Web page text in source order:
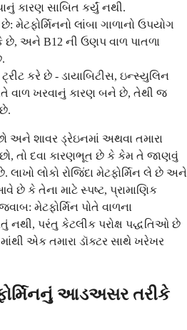
કારણ સાબિત કર્યું નથી.
મેટફોર્મિનનો લાંબા ગાળાનો ઉપયોગ
છે, અને B12 ની ઉણપ વાળ પાતળા
કરે છે - ડાયાબિટીસ, ઇન્સ્યુલિન
વાળ ખરવાનું કારણ બને છે, તેથી જ
અને શાવર ડ્રેઇનમાં અથવા તમારા
તો દવા કારણભૂત છે કે કેમ તે જાણવું
લોકો રોજિંદા મેટફોર્મિન લે છે અને
છે કે તેના માટે સ્પષ્ટ, પ્રામાણિક
મેટફોર્મિન પોતે વાળના
નથી, પરંતુ કેટલીક પરોક્ષ પદ્ધતિઓ છે
એક તમારા ડૉક્ટર સાથે ખરેખર
આડઅસર તરીકે